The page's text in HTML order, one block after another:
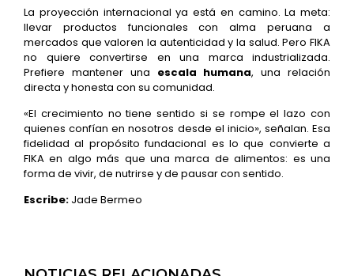
La proyección internacional ya está en camino. La meta:
llevar productos funcionales con alma peruana a
mercados que valoren la autenticidad y la salud. Pero FIKA
no quiere convertirse en una marca industrializada.
Prefiere mantener una escala humana, una relación
directa y honesta con su comunidad.
«El crecimiento no tiene sentido si se rompe el lazo con
quienes confían en nosotros desde el inicio», señalan. Esa
fidelidad al propósito fundacional es lo que convierte a
FIKA en algo más que una marca de alimentos: es una
forma de vivir, de nutrirse y de pausar con sentido.
Escribe: Jade Bermeo